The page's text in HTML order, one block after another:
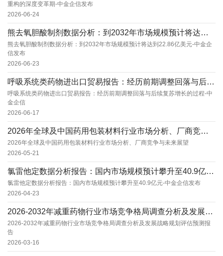
重构的深度变革期-中金企信发布
2026-06-24
熊去氧胆酸制剂数据分析：到2032年市场规模预计将达到22.86亿美元-中金企信发布
熊去氧胆酸制剂数据分析：到2032年市场规模预计将达到22.86亿美元-中金企
信发布
2026-06-23
呼吸系统类药物进出口贸易报告：经历前期调整回落与后续复苏增长的过程-中金企信
呼吸系统类药物进出口贸易报告：经历前期调整回落与后续复苏增长的过程-中
金企信
2026-06-17
2026年全球及中国药用包装材料行业市场分析、厂商竞争与未来展望
2026年全球及中国药用包装材料行业市场分析、厂商竞争与未来展望
2026-05-21
氯雷他定数据分析报告：国内市场规模预计攀升至40.9亿元-中金企信发布
氯雷他定数据分析报告：国内市场规模预计攀升至40.9亿元-中金企信发布
2026-04-23
2026-2032年减重药物行业市场竞争格局调查分析及发展战略规划评估预测报告
2026-2032年减重药物行业市场竞争格局调查分析及发展战略规划评估预测报
告
2026-03-16